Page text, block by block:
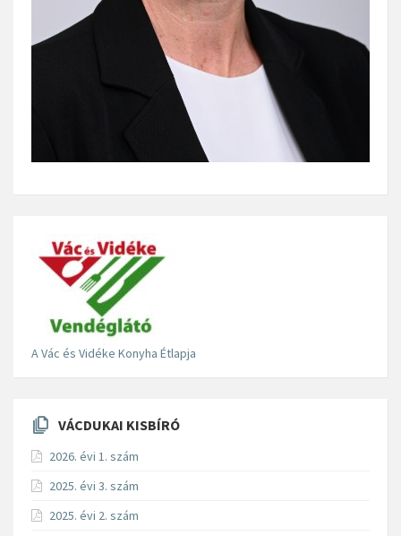
A Vác és Vidéke Konyha Étlapja
VÁCDUKAI KISBÍRÓ
2026. évi 1. szám
2025. évi 3. szám
2025. évi 2. szám